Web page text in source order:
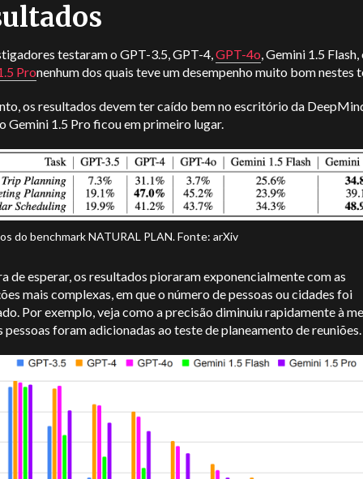
testaram o GPT-3.5, GPT-4,GPT-4o, Gemini 1.5 Flash,
Pronenhum dos quais teve um desempenho muito bom nestes
os resultados devem ter caído bem no escritório da
Gemini 1.5 Pro ficou em primeiro lugar.
do benchmark NATURAL PLAN. Fonte: arXiv
de esperar, os resultados pioraram exponencialmente com as
mais complexas, em que o número de pessoas ou cidades foi
Por exemplo, veja como a precisão diminuiu rapidamente à
pessoas foram adicionadas ao teste de planeamento de reuniões.